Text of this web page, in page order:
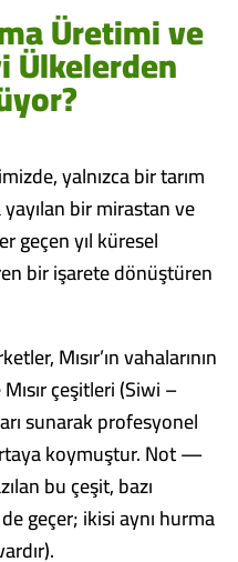
Üretimi ve
Ülkelerden
yalnızca bir tarım
bir mirastan ve
geçen yıl küresel
bir işarete dönüştüren
Mısır’ın vahalarının
çeşitleri (Siwi –
sunarak profesyonel
koymuştur. Not —
bu çeşit, bazı
geçer; ikisi aynı hurma